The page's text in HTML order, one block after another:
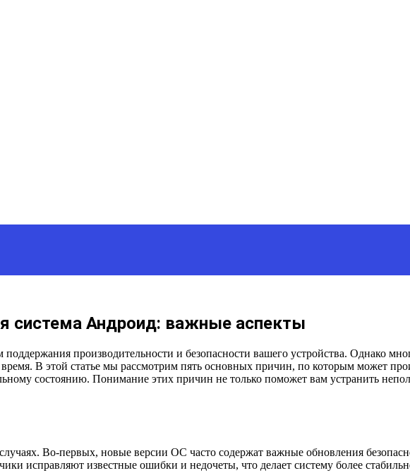
система Андроид: важные аспекты
производительности и безопасности вашего устройства. Однако
В этой статье мы рассмотрим пять основных причин, по которым может
состоянию. Понимание этих причин не только поможет вам устранить
Во-первых, новые версии ОС часто содержат важные обновления
исправляют известные ошибки и недочеты, что делает систему более